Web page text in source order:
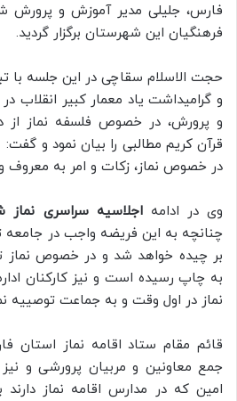
فارس، جلیلی مدیر آموزش و پرورش
فرهنگیان این شهرستان برگزار گردید.
و گرامیداشت یاد معمار کبیر انقلاب
و پرورش، در خصوص فلسفه نماز از
قرآن کریم مطالبی را بیان نمود و
در خصوص نماز، زکات و امر به معروف و
وی در ادامهاجلاسیه سراسری
چنانچه به این فریضه واجب در
به چاپ رسیده است و نیز کارکنان
نماز در اول وقت و به جماعت توصییه
قائم مقام ستاد اقامه نماز استان
جمع معاونین و مربیان پرورشی و
امین که در مدارس اقامه نماز